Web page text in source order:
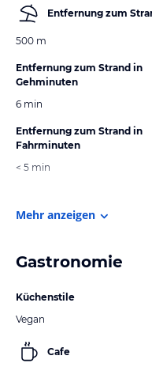
Entfernung zum
500 m
Entfernung zum Strand in
Gehminuten
6 min
Entfernung zum Strand in
Fahrminuten
< 5 min
Mehr anzeigen
Gastronomie
Küchenstile
Vegan
Cafe